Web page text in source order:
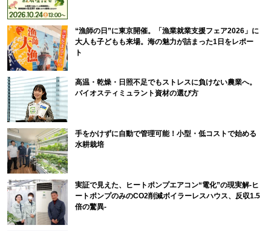
“漁師の日”に東京開催。「漁業就業支援フェア2026」に
大人も子どもも来場。海の魅力が詰まった1日をレポー
ト
高温・乾燥・日照不足でもストレスに負けない農業へ。
バイオスティミュラント資材の選び方
手をかけずに自動で管理可能！小型・低コストで始める
水耕栽培
実証で見えた、ヒートポンプエアコン“電化”の現実解-ヒ
ートポンプのみのCO2削減ボイラーレスハウス、反収1.5
倍の驚異-